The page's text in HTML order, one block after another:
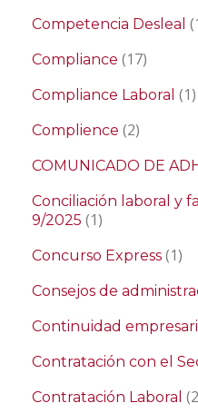
Competencia Desleal
Compliance (17)
Compliance Laboral (1)
Complience (2)
COMUNICADO DE
Conciliación laboral y
9/2025 (1)
Concurso Express (1)
Consejos de
Continuidad
Contratación con el
Contratación Laboral